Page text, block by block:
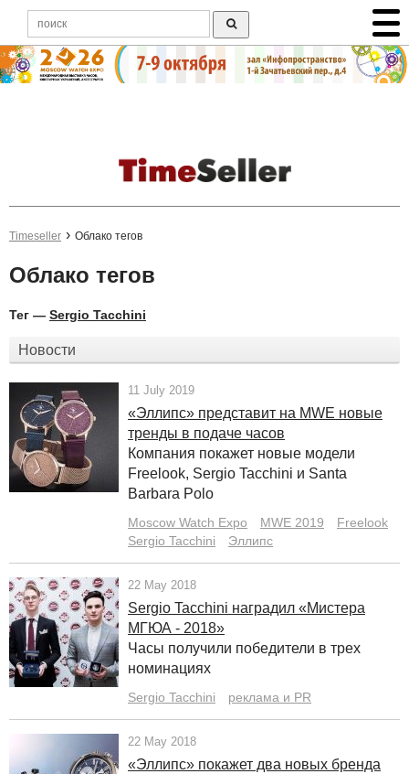
Timeseller Облако тегов
Облако тегов
Тег — Sergio Tacchini
Новости
11 July 2019
«Эллипс» представит на MWE новые
тренды в подаче часов
Компания покажет новые модели
Freelook, Sergio Tacchini и Santa
Barbara Polo
Moscow Watch Expo MWE 2019
Freelook
Sergio Tacchini
Эллипс
22 May 2018
Sergio Tacchini наградил «Мистера
МГЮА - 2018»
Часы получили победители в трех
номинациях
Sergio Tacchini реклама и PR
22 May 2018
«Эллипс» покажет два новых бренда